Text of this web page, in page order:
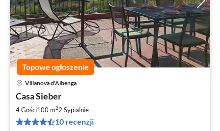
Topowe ogłoszenie
Villanova d'Albenga
Casa Sieber
4 Gości100 m22 Sypialnie
10 recenzji